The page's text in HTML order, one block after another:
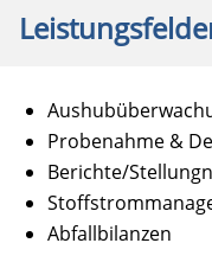
Probenahme &
Berichte/
Abfallbilanzen